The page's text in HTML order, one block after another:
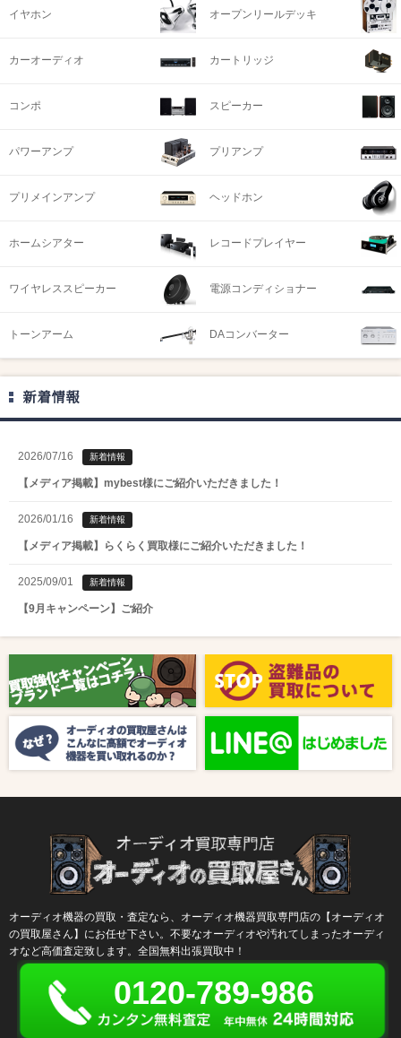
イヤホン オープンリールデッキ
カーオーディオ カートリッジ
コンポ スピーカー
パワーアンプ プリアンプ
プリメインアンプ ヘッドホン
ホームシアター レコードプレイヤー
ワイヤレススピーカー 電源コンディショナー
トーンアーム DAコンバーター
新着情報
2026/07/16 新着情報
【メディア掲載】mybest様にご紹介いただきました！
2026/01/16 新着情報
【メディア掲載】らくらく買取様にご紹介いただきました！
2025/09/01 新着情報
【9月キャンペーン】ご紹介
【8月キャンペーン】ご紹介
2024/10/04 新着情報
【ラジオ番組放送のお知らせ】
オーディオ機器の買取・査定なら、オーディオ機器買取専門店の【オーディオ
の買取屋さん】にお任せ下さい。不要なオーディオや汚れてしまったオーディ
オなど高価査定致します。全国無料出張買取中！
0120-789-986